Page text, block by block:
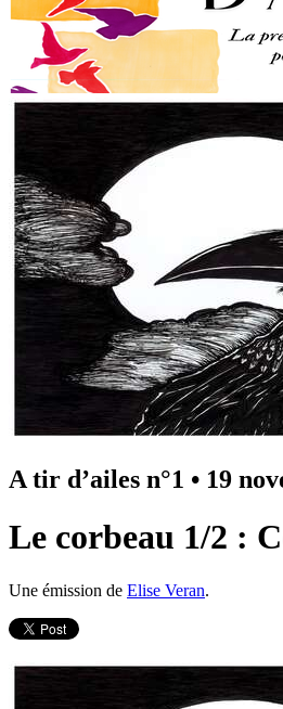
A tir d’ailes n°1 • 19
Le corbeau 1/2 :
Une émission de Elise Veran.